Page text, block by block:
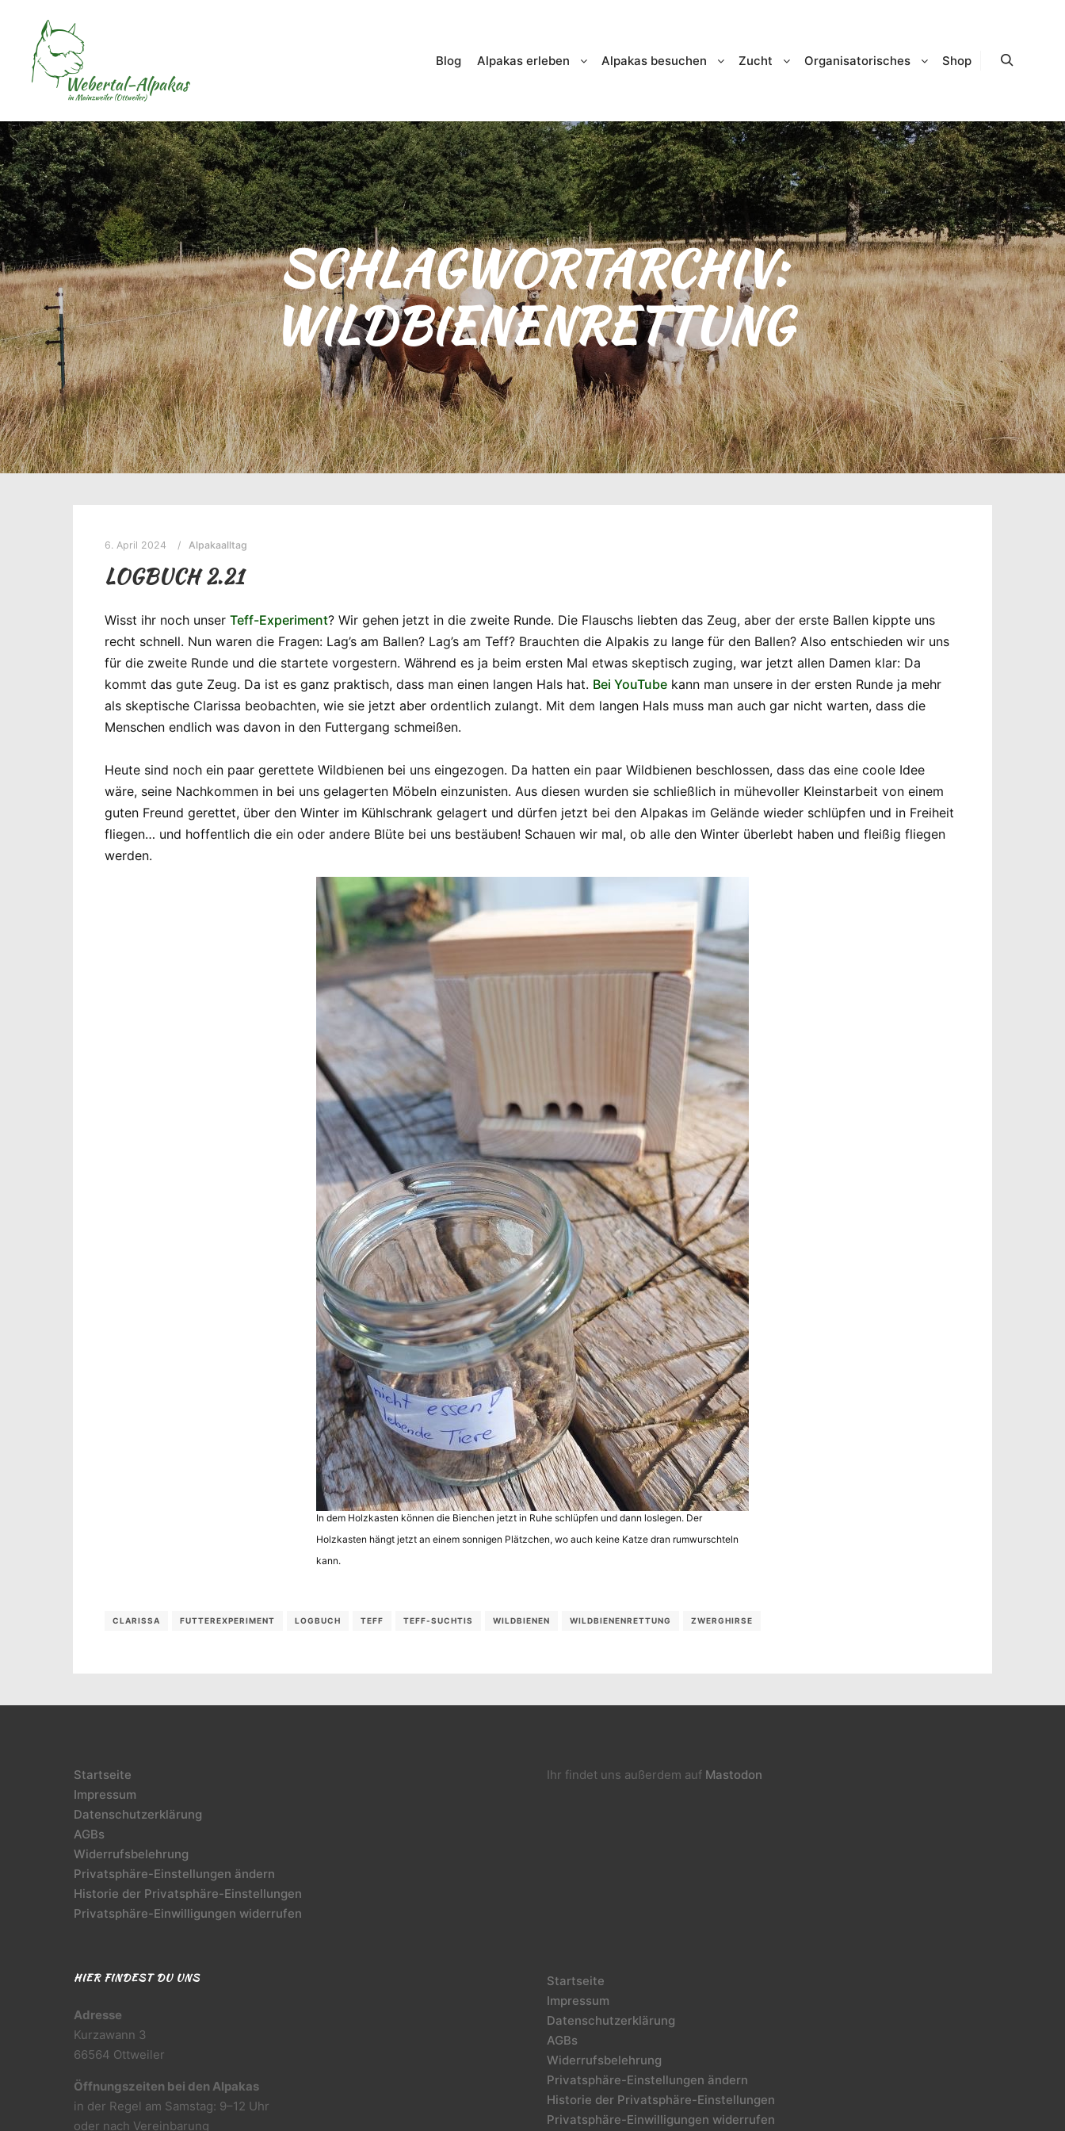
Blog Alpakas erleben Alpakas besuchen Zucht Organisatorisches Shop
SCHLAGWORTARCHIV:
WILDBIENENRETTUNG
6. April 2024 Alpakaalltag
LOGBUCH 2.21
Wisst ihr noch unser Teff-Experiment? Wir gehen jetzt in die zweite Runde. Die Flauschs liebten das Zeug, aber der erste Ballen kippte uns
recht schnell. Nun waren die Fragen: Lag’s am Ballen? Lag’s am Teff? Brauchten die Alpakis zu lange für den Ballen? Also entschieden wir uns
für die zweite Runde und die startete vorgestern. Während es ja beim ersten Mal etwas skeptisch zuging, war jetzt allen Damen klar: Da
kommt das gute Zeug. Da ist es ganz praktisch, dass man einen langen Hals hat. Bei YouTube kann man unsere in der ersten Runde ja mehr
als skeptische Clarissa beobachten, wie sie jetzt aber ordentlich zulangt. Mit dem langen Hals muss man auch gar nicht warten, dass die
Menschen endlich was davon in den Futtergang schmeißen.
Heute sind noch ein paar gerettete Wildbienen bei uns eingezogen. Da hatten ein paar Wildbienen beschlossen, dass das eine coole Idee
wäre, seine Nachkommen in bei uns gelagerten Möbeln einzunisten. Aus diesen wurden sie schließlich in mühevoller Kleinstarbeit von einem
guten Freund gerettet, über den Winter im Kühlschrank gelagert und dürfen jetzt bei den Alpakas im Gelände wieder schlüpfen und in Freiheit
fliegen… und hoffentlich die ein oder andere Blüte bei uns bestäuben! Schauen wir mal, ob alle den Winter überlebt haben und fleißig fliegen
werden.
In dem Holzkasten können die Bienchen jetzt in Ruhe schlüpfen und dann loslegen. Der
Holzkasten hängt jetzt an einem sonnigen Plätzchen, wo auch keine Katze dran rumwurschteln
kann.
CLARISSA FUTTEREXPERIMENT LOGBUCH TEFF TEFF-SUCHTIS WILDBIENEN WILDBIENENRETTUNG ZWERGHIRSE
Startseite
Impressum
Datenschutzerklärung
AGBs
Widerrufsbelehrung
Privatsphäre-Einstellungen ändern
Historie der Privatsphäre-Einstellungen
Privatsphäre-Einwilligungen widerrufen
Ihr findet uns außerdem auf Mastodon
HIER FINDEST DU UNS
Adresse
Kurzawann 3
66564 Ottweiler
Öffnungszeiten bei den Alpakas
in der Regel am Samstag: 9–12 Uhr
oder nach Vereinbarung
Startseite
Impressum
Datenschutzerklärung
AGBs
Widerrufsbelehrung
Privatsphäre-Einstellungen ändern
Historie der Privatsphäre-Einstellungen
Privatsphäre-Einwilligungen widerrufen